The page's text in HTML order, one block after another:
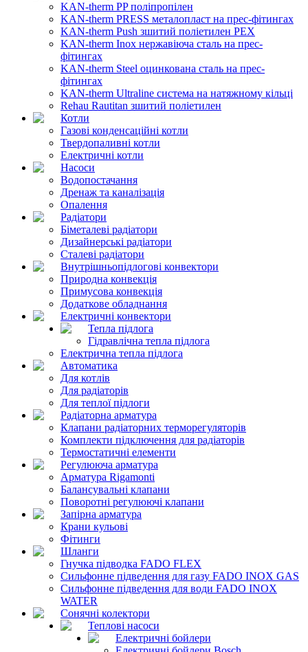
KAN-therm PP поліпропілен
KAN-therm PRESS металопласт на прес-фітингах
KAN-therm Push зшитий поліетилен PEX
KAN-therm Inox нержавіюча сталь на прес-
фітингах
KAN-therm Steel оцинкована сталь на прес-
фітингах
KAN-therm Ultraline система на натяжному кільці
Rehau Rautitan зшитий поліетилен
Котли
Газові конденсаційні котли
Твердопаливні котли
Електричні котли
Насоси
Водопостачання
Дренаж та каналізація
Опалення
Радіатори
Біметалеві радіатори
Дизайнерські радіатори
Сталеві радіатори
Внутрішньопідлогові конвектори
Природна конвекція
Примусова конвекція
Додаткове обладнання
Електричні конвектори
Тепла підлога
Гідравлічна тепла підлога
Електрична тепла підлога
Автоматика
Для котлів
Для радіаторів
Для теплої підлоги
Радіаторна арматура
Клапани радіаторних терморегуляторів
Комплекти підключення для радіаторів
Термостатичні елементи
Регулююча арматура
Арматура Rigamonti
Балансувальні клапани
Поворотні регулюючі клапани
Запірна арматура
Крани кульові
Фітинги
Шланги
Гнучка підводка FADO FLEX
Сильфонне підведення для газу FADO INOX GAS
Сильфонне підведення для води FADO INOX
WATER
Сонячні колектори
Теплові насоси
Електричні бойлери